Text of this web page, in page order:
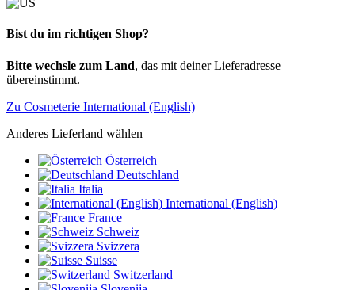
Bist du im richtigen Shop?
Bitte wechsle zum Land, das mit deiner Lieferadresse
übereinstimmt.
Zu Cosmeterie International (English)
Anderes Lieferland wählen
Österreich
Deutschland
Italia
International (English)
France
Schweiz
Svizzera
Suisse
Switzerland